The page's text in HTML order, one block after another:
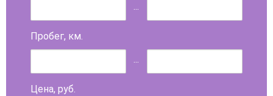
...
Пробег, км.
...
Цена, руб.